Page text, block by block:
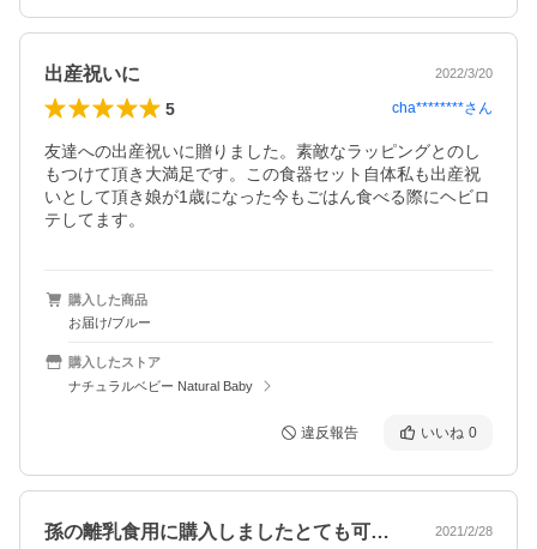
出産祝いに 2022/3/20
5 cha********さん
友達への出産祝いに贈りました。素敵なラッピングとのし
もつけて頂き大満足です。この食器セット自体私も出産祝
いとして頂き娘が1歳になった今もごはん食べる際にヘビロ
テしてます。
購入した商品
お届け/ブルー
購入したストア
ナチュラルベビー Natural Baby
違反報告 いいね 0
孫の離乳食用に購入しましたとても可愛い… 2021/2/28